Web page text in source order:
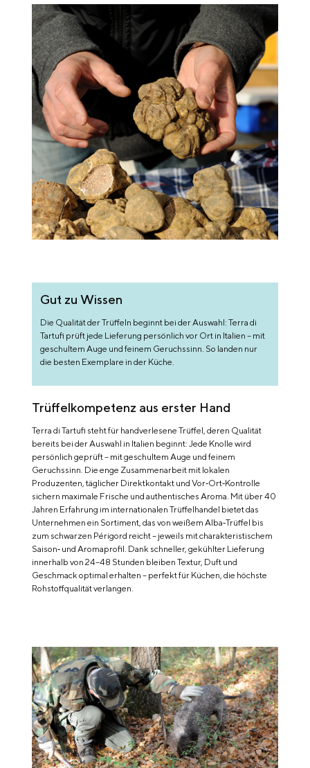
Gut zu Wissen
Die Qualität der Trüffeln beginnt bei der Auswahl: Terra di
Tartufi prüft jede Lieferung persönlich vor Ort in Italien – mit
geschultem Auge und feinem Geruchssinn. So landen nur
die besten Exemplare in der Küche.
Trüffelkompetenz aus erster Hand
Terra di Tartufi steht für handverlesene Trüffel, deren Qualität
bereits bei der Auswahl in Italien beginnt: Jede Knolle wird
persönlich geprüft – mit geschultem Auge und feinem
Geruchssinn. Die enge Zusammenarbeit mit lokalen
Produzenten, täglicher Direktkontakt und Vor‑Ort‑Kontrolle
sichern maximale Frische und authentisches Aroma. Mit über 40
Jahren Erfahrung im internationalen Trüffelhandel bietet das
Unternehmen ein Sortiment, das von weißem Alba‑Trüffel bis
zum schwarzen Périgord reicht – jeweils mit charakteristischem
Saison‑ und Aromaprofil. Dank schneller, gekühlter Lieferung
innerhalb von 24–48 Stunden bleiben Textur, Duft und
Geschmack optimal erhalten – perfekt für Küchen, die höchste
Rohstoffqualität verlangen.